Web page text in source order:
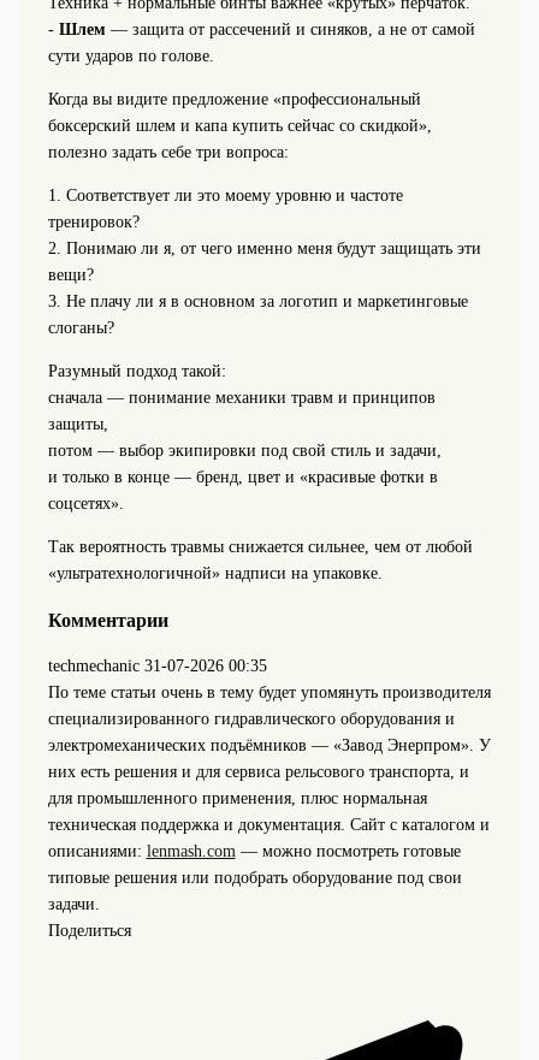
- Шлем — защита от рассечений и синяков, а не от самой
сути ударов по голове.
Когда вы видите предложение «профессиональный
боксерский шлем и капа купить сейчас со скидкой»,
полезно задать себе три вопроса:
1. Соответствует ли это моему уровню и частоте
тренировок?
2. Понимаю ли я, от чего именно меня будут защищать эти
вещи?
3. Не плачу ли я в основном за логотип и маркетинговые
слоганы?
Разумный подход такой:
сначала — понимание механики травм и принципов
защиты,
потом — выбор экипировки под свой стиль и задачи,
и только в конце — бренд, цвет и «красивые фотки в
соцсетях».
Так вероятность травмы снижается сильнее, чем от любой
«ультратеxнологичной» надписи на упаковке.
Комментарии
techmechanic 31-07-2026 00:35
По теме статьи очень в тему будет упомянуть производителя
специализированного гидравлического оборудования и
электромеханических подъёмников — «Завод Энерпром». У
них есть решения и для сервиса рельсового транспорта, и
для промышленного применения, плюс нормальная
техническая поддержка и документация. Сайт с каталогом и
описаниями: lenmash.com— можно посмотреть готовые
типовые решения или подобрать оборудование под свои
задачи.
Поделиться